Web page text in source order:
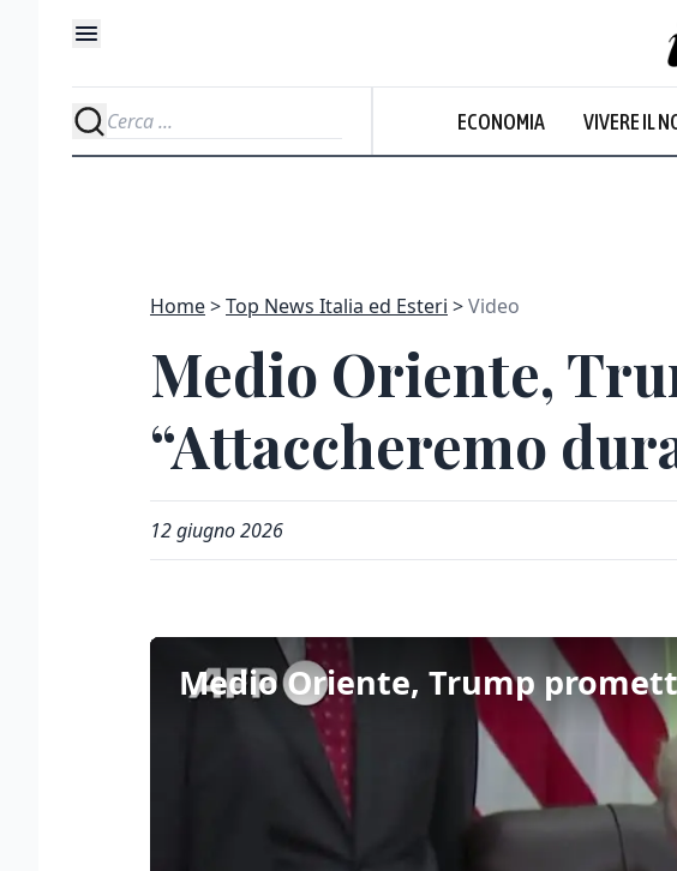
ECONOMIA VIVERE IL
Home Top News Italia ed Esteri Video
Medio Oriente,
“Attaccheremo
12 giugno 2026
Medio Oriente, Trump